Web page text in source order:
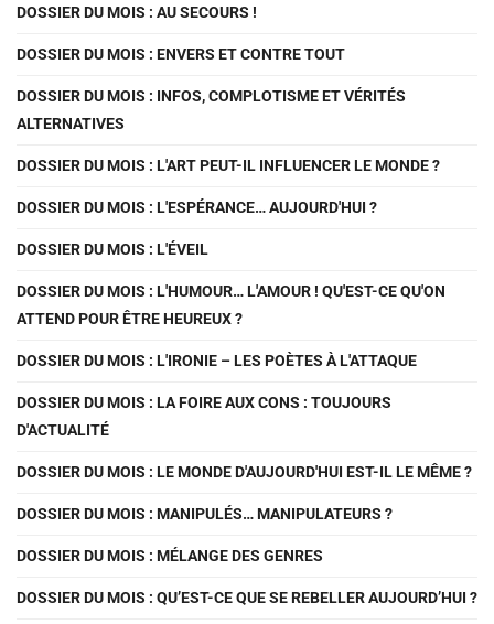
DOSSIER DU MOIS : AU SECOURS !
DOSSIER DU MOIS : ENVERS ET CONTRE TOUT
DOSSIER DU MOIS : INFOS, COMPLOTISME ET VÉRITÉS
ALTERNATIVES
DOSSIER DU MOIS : L'ART PEUT-IL INFLUENCER LE MONDE ?
DOSSIER DU MOIS : L'ESPÉRANCE… AUJOURD'HUI ?
DOSSIER DU MOIS : L'ÉVEIL
DOSSIER DU MOIS : L'HUMOUR… L'AMOUR ! QU'EST-CE QU'ON
ATTEND POUR ÊTRE HEUREUX ?
DOSSIER DU MOIS : L'IRONIE – LES POÈTES À L'ATTAQUE
DOSSIER DU MOIS : LA FOIRE AUX CONS : TOUJOURS
D'ACTUALITÉ
DOSSIER DU MOIS : LE MONDE D'AUJOURD'HUI EST-IL LE MÊME ?
DOSSIER DU MOIS : MANIPULÉS… MANIPULATEURS ?
DOSSIER DU MOIS : MÉLANGE DES GENRES
DOSSIER DU MOIS : QU’EST-CE QUE SE REBELLER AUJOURD’HUI ?